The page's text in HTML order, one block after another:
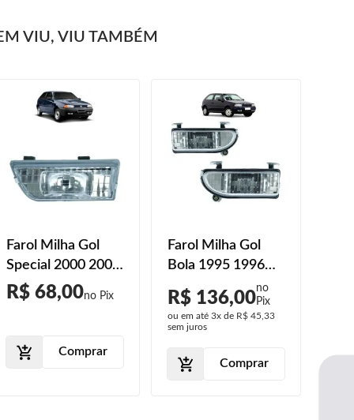
VIU, VIU TAMBÉM
Farol Milha Gol
Special 2000 2001
2002 Lente
Acrilíco
R$ 68,00
Comprar
Farol Milha Gol
Bola 1995 1996
1997 1998 Lente
Acrilíco Preto
R$ 136,00
ou em até 3x de R$ 45,33
sem juros
Comprar